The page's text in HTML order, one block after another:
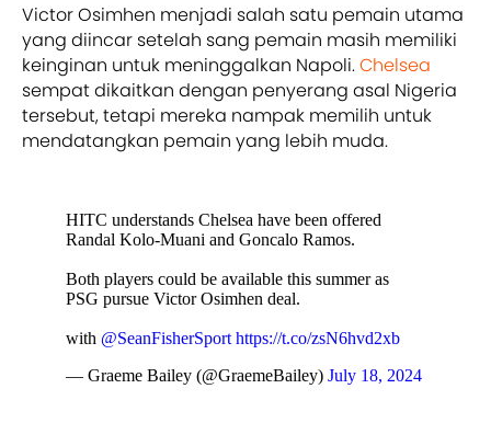
Victor Osimhen menjadi salah satu pemain utama
yang diincar setelah sang pemain masih memiliki
keinginan untuk meninggalkan Napoli.Chelsea
sempat dikaitkan dengan penyerang asal Nigeria
tersebut, tetapi mereka nampak memilih untuk
mendatangkan pemain yang lebih muda.
HITC understands Chelsea have been offered
Randal Kolo-Muani and Goncalo Ramos.
Both players could be available this summer as
PSG pursue Victor Osimhen deal.
with @SeanFisherSport https://t.co/zsN6hvd2xb
— Graeme Bailey (@GraemeBailey) July 18, 2024